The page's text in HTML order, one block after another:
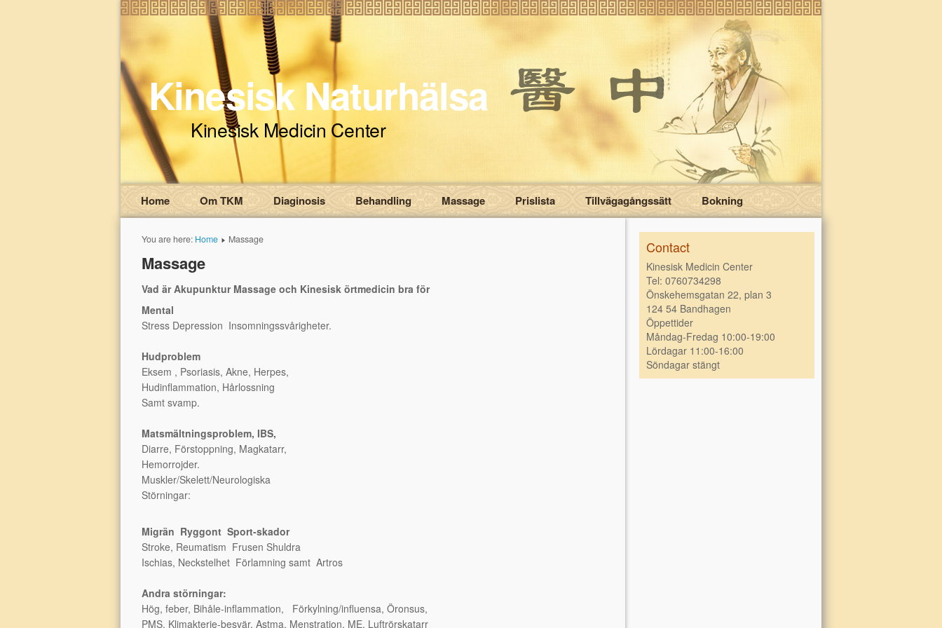
Kinesisk Naturhälsa
Kinesisk Medicin Center
Home Om TKM Diaginosis Behandling Massage Prislista Tillvägagångssätt Bokning
You are here: Home Massage
Massage
Vad är Akupunktur Massage och Kinesisk örtmedicin bra för
Mental
Stress Depression Insomningssvårigheter.
Hudproblem
Eksem , Psoriasis, Akne, Herpes,
Hudinflammation, Hårlossning
Samt svamp.
Matsmältningsproblem, IBS,
Diarre, Förstoppning, Magkatarr,
Hemorrojder.
Muskler/Skelett/Neurologiska
Störningar:
Migrän Ryggont Sport-skador
Stroke, Reumatism Frusen Shuldra
Ischias, Neckstelhet Förlamning samt Artros
Andra störningar:
Hög, feber, Bihåle-inflammation, Förkylning/influensa, Öronsus,
PMS, Klimakterie-besvär, Astma, Menstration, ME, Luftrörskatarr
Contact
Kinesisk Medicin Center
Tel: 0760734298
Önskehemsgatan 22, plan 3
124 54 Bandhagen
Öppettider
Måndag-Fredag 10:00-19:00
Lördagar 11:00-16:00
Söndagar stängt